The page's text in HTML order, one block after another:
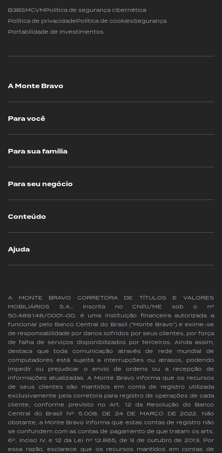
B3BSMCVMPolítica de segurança cibernética
Política de privacidadePolítica de cookiesSegurança
Portabilidade de Investimentos
A Monte Bravo
Para você
Para sua família
Para seu negócio
Conteúdo
Ajuda
A MONTE BRAVO CORRETORA DE TÍTULOS E VALORES
MOBILIÁRIOS S.A., inscrita no CNPJ/ME sob o nº
50.489.148/0001-00, é uma instituição financeira autorizada a
funcionar pelo Banco Central do Brasil (“Monte Bravo”) e exime-se
de responsabilidade por danos sofridos por seus clientes, por força
de falha de serviços disponibilizados por terceiros. Ainda assim,
destaca que toda comunicação através de rede mundial de
computadores está sujeita a interrupções ou atrasos, podendo
impedir ou prejudicar o envio de ordens ou a recepção de
informações atualizadas. A Monte Bravo informa que os recursos
de seus clientes são mantidos em conta de registro utilizada
exclusivamente pela corretora para registro de operações de cada
cliente, conforme previsto no Art. 12 da Resolução do Banco
Central do Brasil Nº 5.008, DE 24 DE MARÇO DE 2022. Não
obstante, a Monte Bravo informa que estas contas de registro não
se confundem com as contas de pagamento de que tratam os arts.
6º, inciso IV, e 12 da Lei nº 12.865, de 9 de outubro de 2013. Por
essa razão, esclarece que os recursos mantidos em contas de